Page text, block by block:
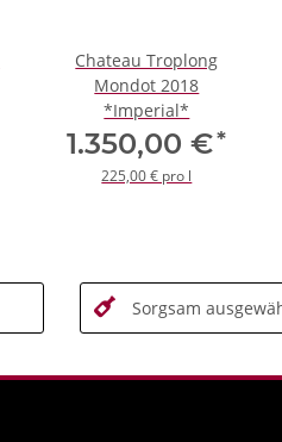
Chateau Troplong
Mondot 2018
*Imperial*
1.350,00 €*
225,00 € pro l
Sorgsam